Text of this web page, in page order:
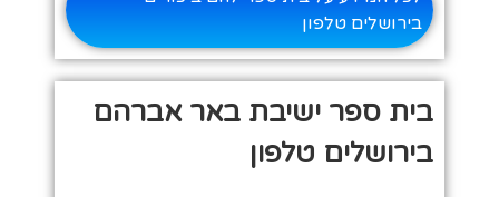
בירושלים טלפון
בית ספר ישיבת באר אברהם
בירושלים טלפון